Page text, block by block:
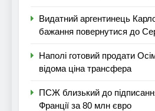
Видатний аргентинець
бажання повернутися до
Наполі готовий продати
відома ціна трансфера
ПСЖ близький до
Франції за 80 млн євро